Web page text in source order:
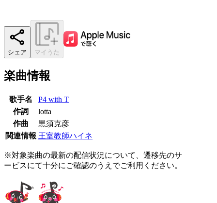
シェア マイうた
楽曲情報
歌手名
P4 with T
作詞
lotta
作曲
黒須克彦
関連情報 王室教師ハイネ
※対象楽曲の最新の配信状況について、遷移先のサ
ービスにて十分にご確認のうえでご利用ください。